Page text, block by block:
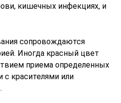
кишечных инфекциях, и
сопровождаются
Иногда красный цвет
приема определенных
с красителями или